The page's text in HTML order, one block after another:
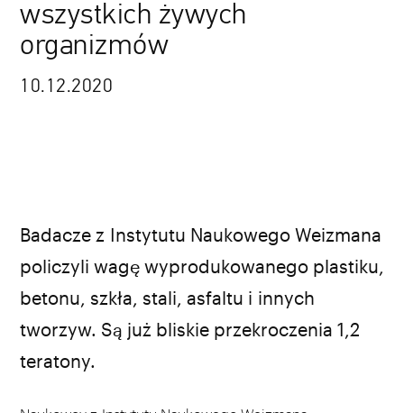
wszystkich żywych
organizmów
10.12.2020
Badacze z Instytutu Naukowego Weizmana
policzyli wagę wyprodukowanego plastiku,
betonu, szkła, stali, asfaltu i innych
tworzyw. Są już bliskie przekroczenia 1,2
teratony.